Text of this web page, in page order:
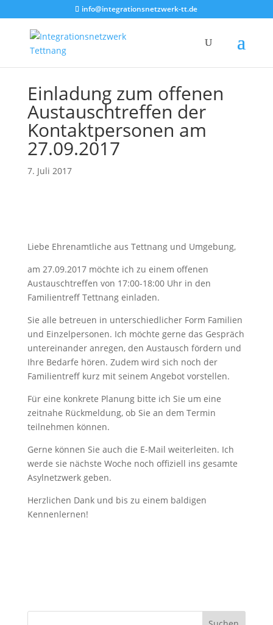
info@integrationsnetzwerk-tt.de
Einladung zum offenen
Austauschtreffen der
Kontaktpersonen am
27.09.2017
7. Juli 2017
Liebe Ehrenamtliche aus Tettnang und Umgebung,
am 27.09.2017 möchte ich zu einem offenen
Austauschtreffen von 17:00-18:00 Uhr in den
Familientreff Tettnang einladen.
Sie alle betreuen in unterschiedlicher Form Familien
und Einzelpersonen. Ich möchte gerne das Gespräch
untereinander anregen, den Austausch fördern und
Ihre Bedarfe hören. Zudem wird sich noch der
Familientreff kurz mit seinem Angebot vorstellen.
Für eine konkrete Planung bitte ich Sie um eine
zeitnahe Rückmeldung, ob Sie an dem Termin
teilnehmen können.
Gerne können Sie auch die E-Mail weiterleiten. Ich
werde sie nächste Woche noch offiziell ins gesamte
Asylnetzwerk geben.
Herzlichen Dank und bis zu einem baldigen
Kennenlernen!